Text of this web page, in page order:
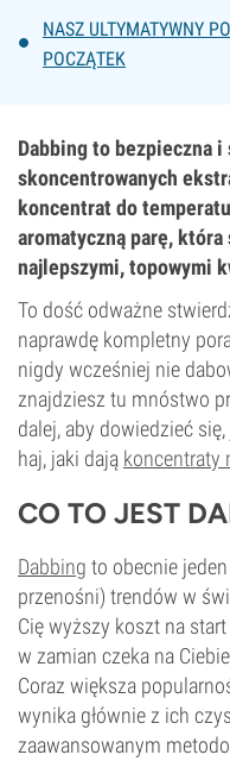
NASZ ULTYMATYWNY
POCZĄTEK
Dabbing to bezpieczna
skoncentrowanych
koncentrat do
aromatyczną parę,
najlepszymi, topowymi
To dość odważne
naprawdę kompletny
nigdy wcześniej nie
znajdziesz tu mnóstwo
dalej, aby dowiedzieć
haj, jaki dają koncentraty
CO TO JEST
Dabbing to obecnie
przenośni) trendów w
Cię wyższy koszt na
w zamian czeka na
Coraz większa
wynika głównie z ich
zaawansowanym